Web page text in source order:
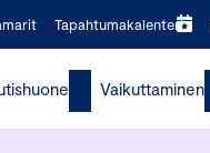
Tapahtumakalenteri
Vaikuttaminen